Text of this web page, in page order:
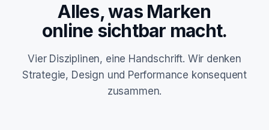
Alles, was Marken
online sichtbar macht.
Vier Disziplinen, eine Handschrift. Wir denken
Strategie, Design und Performance konsequent
zusammen.